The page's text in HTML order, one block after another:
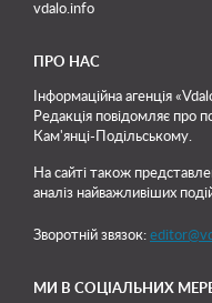
vdalo.info
ПРО НАС
Інформаційна агенція
Редакція повідомляє про
Кам'янці-Подільському.
На сайті також
аналіз найважливіших
Зворотній звязок:
МИ В СОЦІАЛЬНИХ